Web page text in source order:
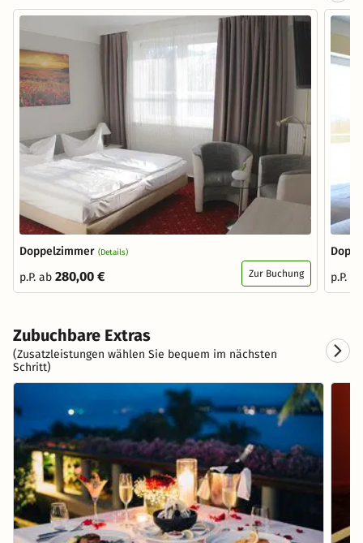
Doppelzimmer (Details)
p.P. ab 280,00 € Zur Buchung
p.P.
Zubuchbare Extras
(Zusatzleistungen wählen Sie bequem im nächsten
Schritt)